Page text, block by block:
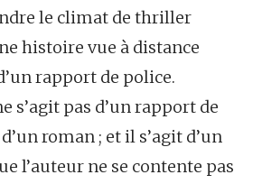
le climat de thriller
histoire vue à distance
rapport de police.
s’agit pas d’un rapport de
roman ; et il s’agit d’un
l’auteur ne se contente pas